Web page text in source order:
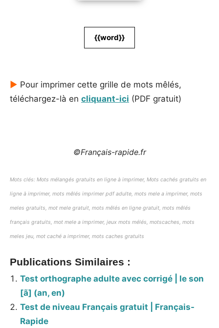
{{word}}
► Pour imprimer cette grille de mots mêlés,
téléchargez-là en cliquant-ici (PDF gratuit)
©Français-rapide.fr
Mots clés: Mots mélangés gratuits en ligne à imprimer, Mots cachés gratuits en
ligne à imprimer, mots mêlés imprimer pdf adulte, mots mele a imprimer, mots
meles gratuits, mot mele gratuit, mots mêlés en ligne gratuit, mots mêlés
français gratuits, mot mele a imprimer, jeux mots mélés, motscaches, mots
meles jeu, mot caché a imprimer, mots caches gratuits
Publications Similaires :
Test orthographe adulte avec corrigé | le son
[ã] (an, en)
Test de niveau Français gratuit | Français-
Rapide